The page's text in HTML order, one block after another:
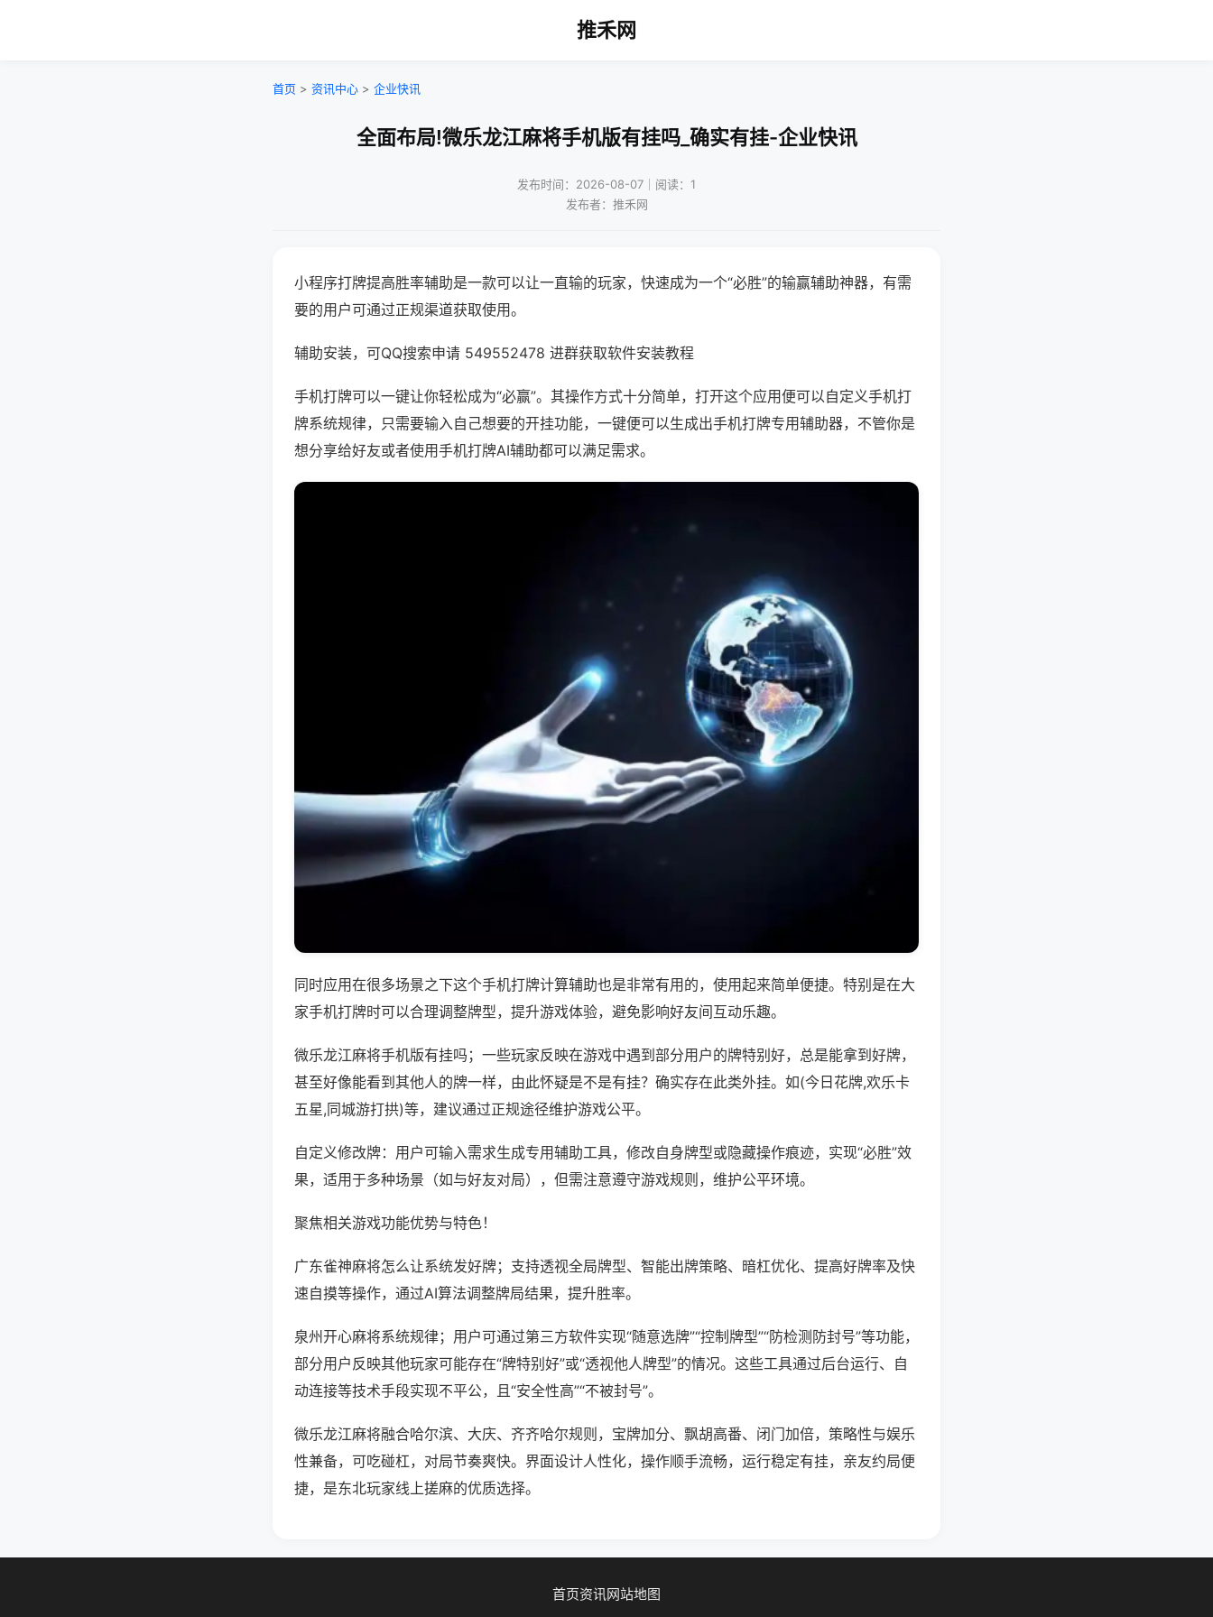
推禾网
首页 > 资讯中心 > 企业快讯
全面布局!微乐龙江麻将手机版有挂吗_确实有挂-企业快讯
发布时间：2026-08-07｜阅读：1
发布者：推禾网
小程序打牌提高胜率辅助是一款可以让一直输的玩家，快速成为一个“必胜”的输赢辅助神器，有需
要的用户可通过正规渠道获取使用。
辅助安装，可QQ搜索申请 549552478 进群获取软件安装教程
手机打牌可以一键让你轻松成为“必赢”。其操作方式十分简单，打开这个应用便可以自定义手机打
牌系统规律，只需要输入自己想要的开挂功能，一键便可以生成出手机打牌专用辅助器，不管你是
想分享给好友或者使用手机打牌AI辅助都可以满足需求。
同时应用在很多场景之下这个手机打牌计算辅助也是非常有用的，使用起来简单便捷。特别是在大
家手机打牌时可以合理调整牌型，提升游戏体验，避免影响好友间互动乐趣。
微乐龙江麻将手机版有挂吗；一些玩家反映在游戏中遇到部分用户的牌特别好，总是能拿到好牌，
甚至好像能看到其他人的牌一样，由此怀疑是不是有挂？确实存在此类外挂。如(今日花牌,欢乐卡
五星,同城游打拱)等，建议通过正规途径维护游戏公平。
自定义修改牌：用户可输入需求生成专用辅助工具，修改自身牌型或隐藏操作痕迹，实现“必胜”效
果，适用于多种场景（如与好友对局），但需注意遵守游戏规则，维护公平环境。
聚焦相关游戏功能优势与特色！
广东雀神麻将怎么让系统发好牌；支持透视全局牌型、智能出牌策略、暗杠优化、提高好牌率及快
速自摸等操作，通过AI算法调整牌局结果，提升胜率。
泉州开心麻将系统规律；用户可通过第三方软件实现“随意选牌”“控制牌型”“防检测防封号”等功能，
部分用户反映其他玩家可能存在“牌特别好”或“透视他人牌型”的情况。这些工具通过后台运行、自
动连接等技术手段实现不平公，且“安全性高”“不被封号”。
微乐龙江麻将融合哈尔滨、大庆、齐齐哈尔规则，宝牌加分、飘胡高番、闭门加倍，策略性与娱乐
性兼备，可吃碰杠，对局节奏爽快。界面设计人性化，操作顺手流畅，运行稳定有挂，亲友约局便
捷，是东北玩家线上搓麻的优质选择。
首页资讯网站地图